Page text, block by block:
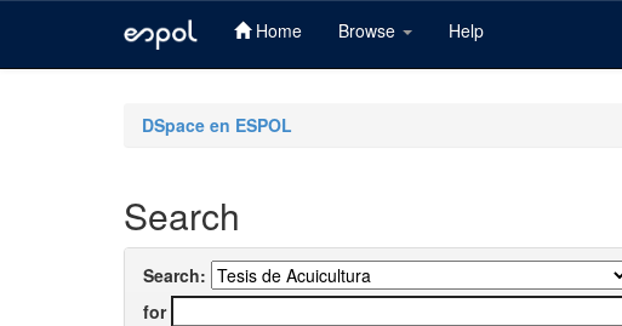
Home Browse Help
DSpace en ESPOL
Search
Search:
for